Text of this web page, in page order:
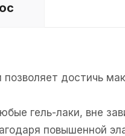
достичь
гель-лаки, вне
повышенной